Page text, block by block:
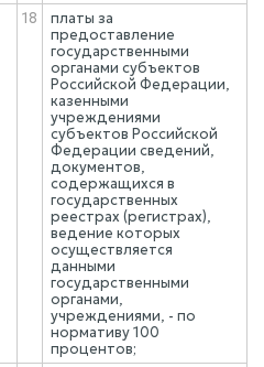
18
платы за
предоставление
государственными
органами субъектов
Российской Федерации,
казенными
учреждениями
субъектов Российской
Федерации сведений,
документов,
содержащихся в
государственных
реестрах (регистрах),
ведение которых
осуществляется
данными
государственными
органами,
учреждениями, - по
нормативу 100
процентов;